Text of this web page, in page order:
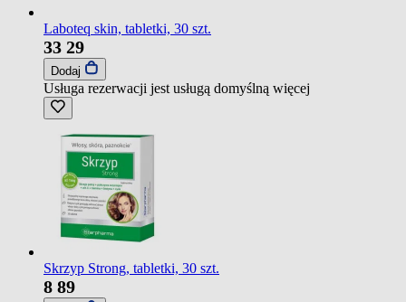
Laboteq skin, tabletki, 30 szt.
33 29
Dodaj
Usługa rezerwacji jest usługą domyślną więcej
Skrzyp Strong, tabletki, 30 szt.
8 89